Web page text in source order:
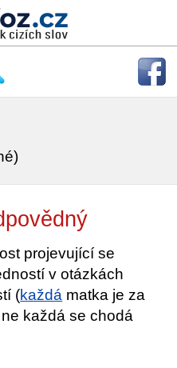
projevující se
v otázkách
(každá matka je za
každá se chodá